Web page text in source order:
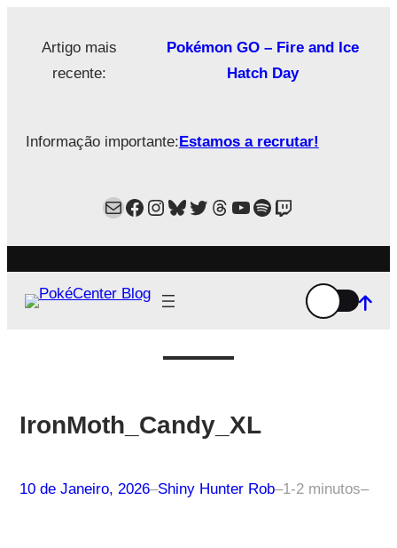
Artigo mais
recente:
Pokémon GO – Fire and Ice
Hatch Day
Informação importante:Estamos a recrutar!
MailFacebook
Instagram
Bluesky
Twitter
Estamos no Threads!
YouTube
Spotify
Twitch
IronMoth_Candy_XL
10 de Janeiro, 2026–Shiny Hunter Rob–1-2 minutos–